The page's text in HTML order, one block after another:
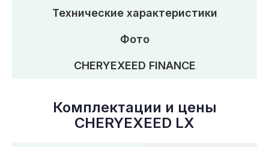
Технические характеристики
Фото
CHERYEXEED FINANCE
Комплектации и цены
CHERYEXEED LX